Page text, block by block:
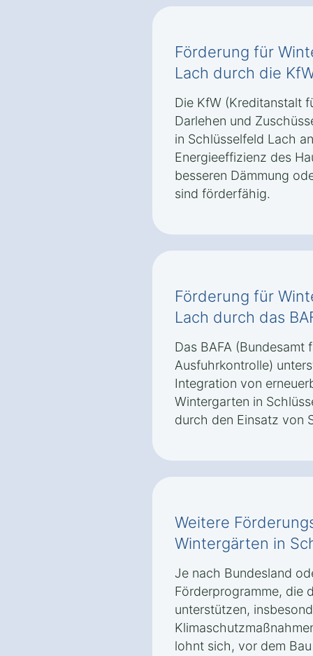
Förderung für
Lach durch die
Die KfW (Kreditanstalt
Darlehen und
in Schlüsselfeld Lach
Energieeffizienz des
besseren Dämmung
sind förderfähig.
Förderung für
Lach durch das
Das BAFA (Bundesamt
Ausfuhrkontrolle)
Integration von
Wintergarten in
durch den Einsatz von
Weitere
Wintergärten in
Je nach Bundesland
Förderprogramme, die
unterstützen,
lohnt sich, vor dem